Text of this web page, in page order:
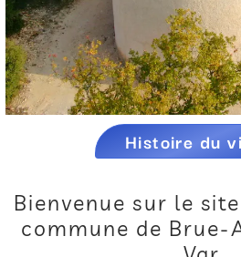
Histoire du
Bienvenue sur le
commune de Brue-